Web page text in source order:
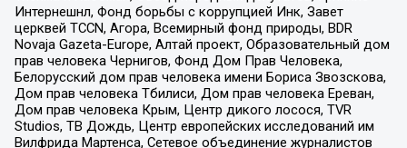
Интернешнл, Фонд борьбы с коррупцией Инк, Завет
церквей TCCN, Агора, Всемирный фонд природы, BDR
Novaja Gazeta-Europe, Алтай проект, Образовательный дом
прав человека Чернигов, Фонд Дом Прав Человека,
Белорусский дом прав человека имени Бориса Звозскова,
Дом прав человека Тбилиси, Дом прав человека Ереван,
Дом прав человека Крым, Центр дикого лосося, TVR
Studios, ТВ Дождь, Центр европейских исследований им
Вилфрида Мартенса, Сетевое объединение журналистов